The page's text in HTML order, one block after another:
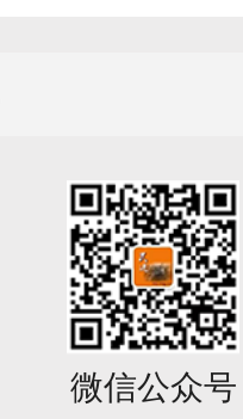
微信公众号